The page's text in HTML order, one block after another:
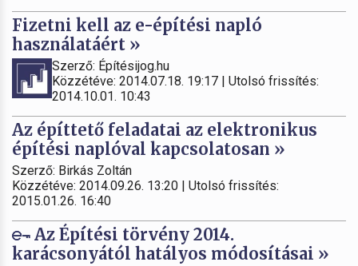
Fizetni kell az e-építési napló
használatáért »
Szerző: Építésijog.hu
Közzétéve: 2014.07.18. 19:17 | Utolsó frissítés:
2014.10.01. 10:43
Az építtető feladatai az elektronikus
építési naplóval kapcsolatosan »
Szerző: Birkás Zoltán
Közzétéve: 2014.09.26. 13:20 | Utolsó frissítés:
2015.01.26. 16:40
Az Építési törvény 2014.
karácsonyától hatályos módosításai »